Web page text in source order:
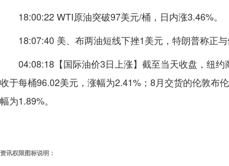
18:00:22 WTI原油突破97美元/桶，日内涨3.46%。
18:07:40 美、布两油短线下挫1美元，特朗普称正
04:08:18【国际油价3日上涨】截至当天收盘，纽
收于每桶96.02美元，涨幅为2.41%；8月交货的伦敦布
幅为1.89%。
资讯权限图标说明：